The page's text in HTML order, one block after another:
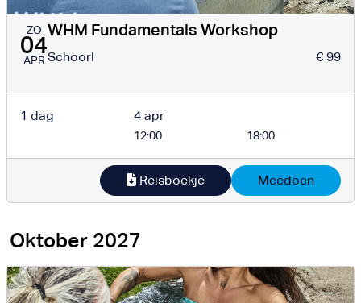
ZO
04
APR
WHM Fundamentals Workshop
Schoorl € 99
1 dag 4 apr
12:00 18:00
Reisboekje Meedoen
Oktober 2027